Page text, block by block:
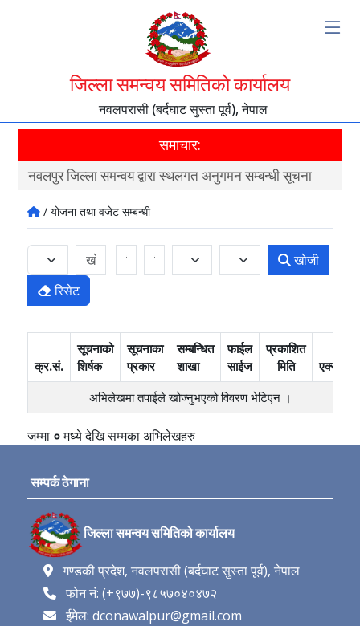
जिल्ला समन्वय समितिको कार्यालय
नवलपरासी (बर्दघाट सुस्ता पूर्व), नेपाल
समाचार:
नवलपुर जिल्ला समन्वय द्वारा स्थलगत अनुगमन सम्बन्धी सूचना
/ योजना तथा वजेट सम्बन्धी
खोजी
रिसेट
क्र.सं.
सूचनाको
शिर्षक
सूचनाका
प्रकार
सम्बन्धित
शाखा
फाईल
साईज
प्रकाशित
मिति
एक्सन
अभिलेखमा तपाईले खोज्‍नुभएको विवरण भेटिएन ।
जम्मा ०मध्येदेखिसम्मका अभिलेखहरु
सम्पर्क ठेगाना
जिल्ला समन्वय समितिको कार्यालय
गण्डकी प्रदेश, नवलपरासी (बर्दघाट सुस्ता पूर्व), नेपाल
फोन नं: (+९७७)-९८५७०४०४७२
ईमेल: dconawalpur@gmail.com